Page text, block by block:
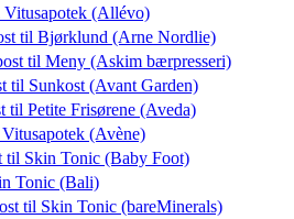
Vitusapotek (Allévo)
til Bjørklund (Arne Nordlie)
til Meny (Askim bærpresseri)
til Sunkost (Avant Garden)
til Petite Frisørene (Aveda)
(Avène)
til Skin Tonic (Baby Foot)
Tonic (Bali)
til Skin Tonic (bareMinerals)